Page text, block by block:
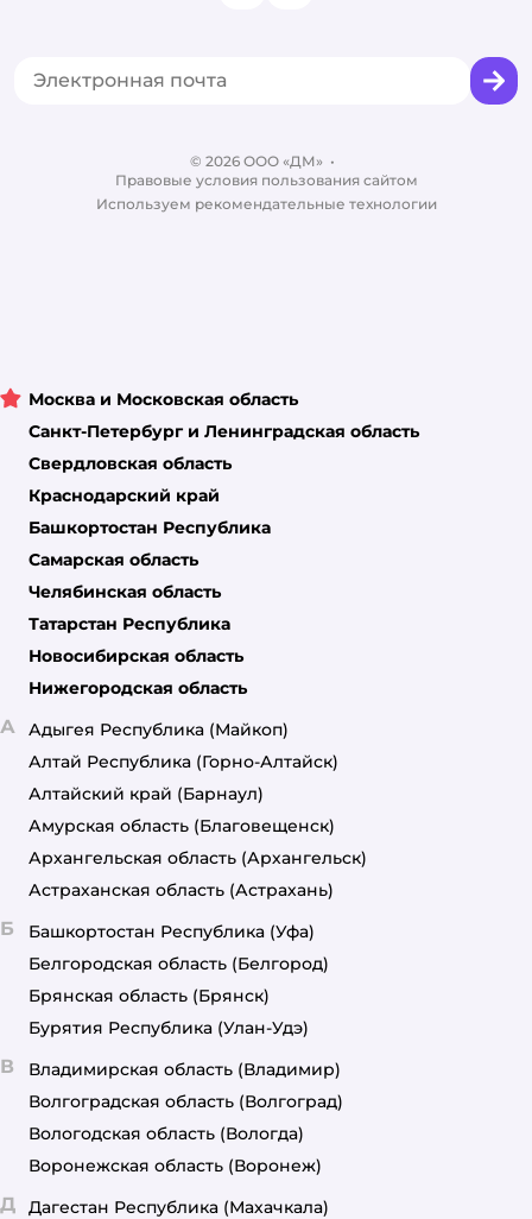
Блог
Корм для собак
© 2026 ООО «ДМ» •
Правовые условия пользования сайтом
Используем рекомендательные технологии
Москва и Московская область
Санкт-Петербург и Ленинградская область
Свердловская область
Краснодарский край
Башкортостан Республика
Самарская область
Челябинская область
Татарстан Республика
Новосибирская область
Нижегородская область
А Адыгея Республика (Майкоп)
Алтай Республика (Горно-Алтайск)
Алтайский край (Барнаул)
Амурская область (Благовещенск)
Архангельская область (Архангельск)
Астраханская область (Астрахань)
Б Башкортостан Республика (Уфа)
Белгородская область (Белгород)
Брянская область (Брянск)
Бурятия Республика (Улан-Удэ)
В Владимирская область (Владимир)
Волгоградская область (Волгоград)
Вологодская область (Вологда)
Воронежская область (Воронеж)
Д Дагестан Республика (Махачкала)